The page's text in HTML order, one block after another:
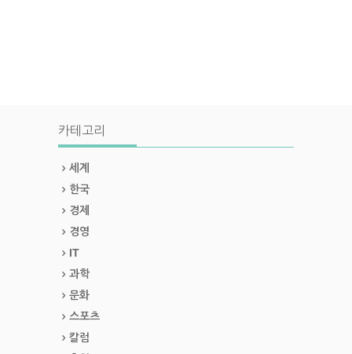
카테고리
세계
한국
경제
경영
IT
과학
문화
스포츠
칼럼